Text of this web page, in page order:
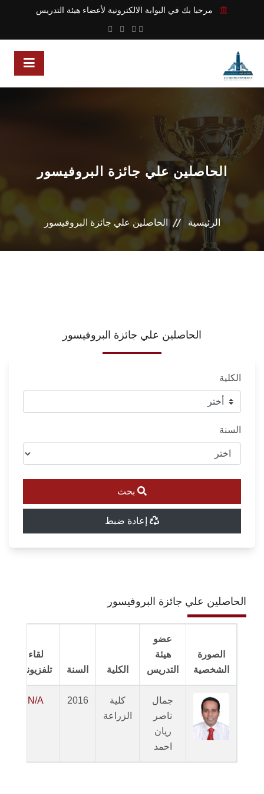
مرحبا بك في البوابة الالكترونية لأعضاء هيئة التدريس
الحاصلين علي جائزة البروفيسور
الرئيسية الحاصلين علي جائزة البروفيسور
الحاصلين علي جائزة البروفيسور
الكلية
السنة
بحث
إعادة ضبط
الحاصلين علي جائزة البروفيسور
الصورة
الشخصية
عضو
هيئة
التدريس
الكلية السنة
لقاء
تلفزيوني
جمال
ناصر
ريان
احمد
كلية
الزراعة
2016
N/A